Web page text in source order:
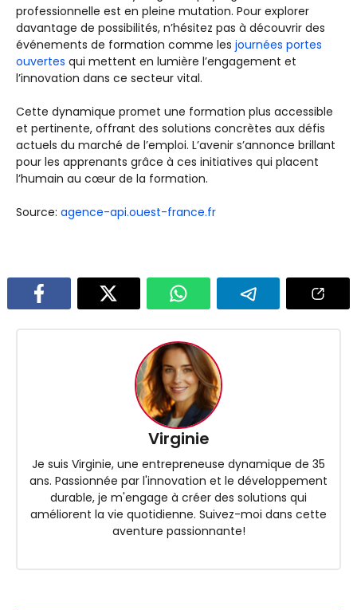
professionnelle est en pleine mutation. Pour explorer
davantage de possibilités, n’hésitez pas à découvrir des
événements de formation comme les journées portes
ouvertes qui mettent en lumière l’engagement et
l’innovation dans ce secteur vital.
Cette dynamique promet une formation plus accessible
et pertinente, offrant des solutions concrètes aux défis
actuels du marché de l’emploi. L’avenir s’annonce brillant
pour les apprenants grâce à ces initiatives qui placent
l’humain au cœur de la formation.
Source: agence-api.ouest-france.fr
Virginie
Je suis Virginie, une entrepreneuse dynamique de 35
ans. Passionnée par l'innovation et le développement
durable, je m'engage à créer des solutions qui
améliorent la vie quotidienne. Suivez-moi dans cette
aventure passionnante!